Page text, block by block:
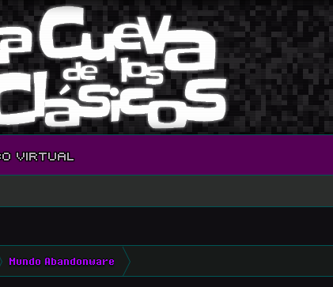
VIRTUAL
Mundo Abandonware